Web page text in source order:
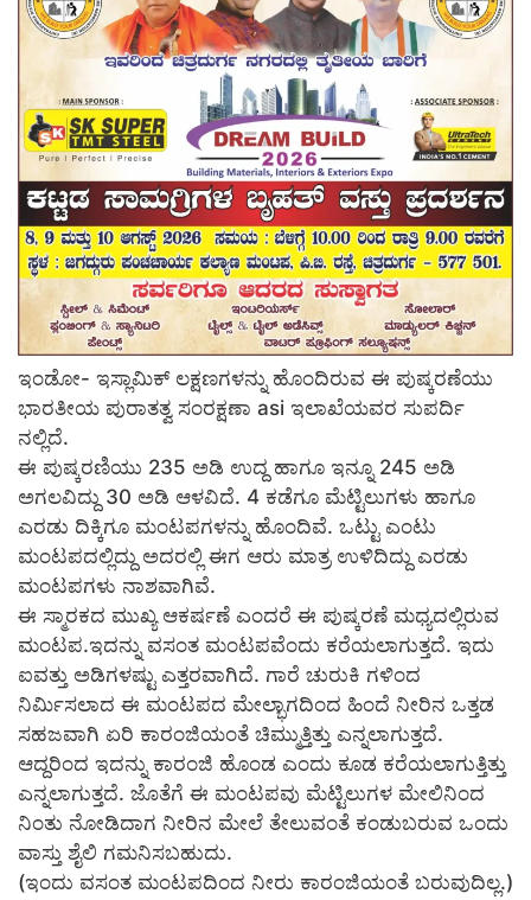
ಇಂಡೋ- ಇಸ್ಲಾಮಿಕ್ ಲಕ್ಷಣಗಳನ್ನು ಹೊಂದಿರುವ ಈ ಪುಷ್ಕರಣೆಯು
ಭಾರತೀಯ ಪುರಾತತ್ವ ಸಂರಕ್ಷಣಾ asi ಇಲಾಖೆಯವರ ಸುಪರ್ದಿ
ನಲ್ಲಿದೆ.
ಈ ಪುಷ್ಕರಣಿಯು 235 ಅಡಿ ಉದ್ದ ಹಾಗೂ ಇನ್ನೂ 245 ಅಡಿ
ಅಗಲವಿದ್ದು 30 ಅಡಿ ಆಳವಿದೆ. 4 ಕಡೆಗೂ ಮೆಟ್ಟಿಲುಗಳು ಹಾಗೂ
ಎರಡು ದಿಕ್ಕಿಗೂ ಮಂಟಪಗಳನ್ನು ಹೊಂದಿವೆ. ಒಟ್ಟು ಎಂಟು
ಮಂಟಪದಲ್ಲಿದ್ದು ಅದರಲ್ಲಿ ಈಗ ಆರು ಮಾತ್ರ ಉಳಿದಿದ್ದು ಎರಡು
ಮಂಟಪಗಳು ನಾಶವಾಗಿವೆ.
ಈ ಸ್ಮಾರಕದ ಮುಖ್ಯ ಆಕರ್ಷಣೆ ಎಂದರೆ ಈ ಪುಷ್ಕರಣೆ ಮಧ್ಯದಲ್ಲಿರುವ
ಮಂಟಪ.ಇದನ್ನು ವಸಂತ ಮಂಟಪವೆಂದು ಕರೆಯಲಾಗುತ್ತದೆ. ಇದು
ಐವತ್ತು ಅಡಿಗಳಷ್ಟು ಎತ್ತರವಾಗಿದೆ. ಗಾರೆ ಚುರುಕಿ ಗಳಿಂದ
ನಿರ್ಮಿಸಲಾದ ಈ ಮಂಟಪದ ಮೇಲ್ಭಾಗದಿಂದ ಹಿಂದೆ ನೀರಿನ ಒತ್ತಡ
ಸಹಜವಾಗಿ ಏರಿ ಕಾರಂಜಿಯಂತೆ ಚಿಮ್ಮುತ್ತಿತ್ತು ಎನ್ನಲಾಗುತ್ತದೆ.
ಆದ್ದರಿಂದ ಇದನ್ನು ಕಾರಂಜಿ ಹೊಂಡ ಎಂದು ಕೂಡ ಕರೆಯಲಾಗುತ್ತಿತ್ತು
ಎನ್ನಲಾಗುತ್ತದೆ. ಜೊತೆಗೆ ಈ ಮಂಟಪವು ಮೆಟ್ಟಿಲುಗಳ ಮೇಲಿನಿಂದ
ನಿಂತು ನೋಡಿದಾಗ ನೀರಿನ ಮೇಲೆ ತೇಲುವಂತೆ ಕಂಡುಬರುವ ಒಂದು
ವಾಸ್ತು ಶೈಲಿ ಗಮನಿಸಬಹುದು.
(ಇಂದು ವಸಂತ ಮಂಟಪದಿಂದ ನೀರು ಕಾರಂಜಿಯಂತೆ ಬರುವುದಿಲ್ಲ.)